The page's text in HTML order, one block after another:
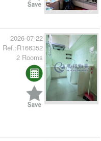
2026-07-22
Ref.:R166352
2 Rooms